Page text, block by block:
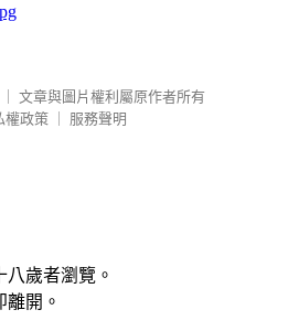
文章與圖片權利屬原作者所有
權政策
服務聲明
歲者瀏覽。
開。